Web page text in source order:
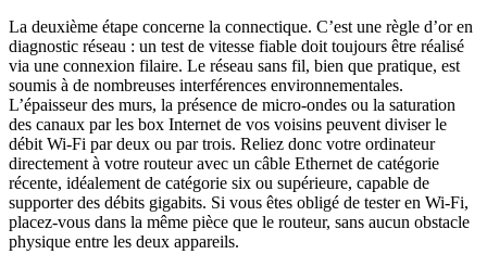
La deuxième étape concerne la connectique. C’est une règle d’or en
diagnostic réseau : un test de vitesse fiable doit toujours être réalisé
via une connexion filaire. Le réseau sans fil, bien que pratique, est
soumis à de nombreuses interférences environnementales.
L’épaisseur des murs, la présence de micro-ondes ou la saturation
des canaux par les box Internet de vos voisins peuvent diviser le
débit Wi-Fi par deux ou par trois. Reliez donc votre ordinateur
directement à votre routeur avec un câble Ethernet de catégorie
récente, idéalement de catégorie six ou supérieure, capable de
supporter des débits gigabits. Si vous êtes obligé de tester en Wi-Fi,
placez-vous dans la même pièce que le routeur, sans aucun obstacle
physique entre les deux appareils.